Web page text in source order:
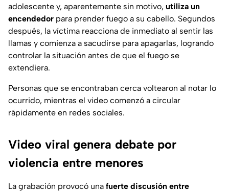
adolescente y, aparentemente sin motivo, utiliza un
encendedor para prender fuego a su cabello. Segundos
después, la víctima reacciona de inmediato al sentir las
llamas y comienza a sacudirse para apagarlas, logrando
controlar la situación antes de que el fuego se
extendiera.
Personas que se encontraban cerca voltearon al notar lo
ocurrido, mientras el video comenzó a circular
rápidamente en redes sociales.
Video viral genera debate por
violencia entre menores
La grabación provocó una fuerte discusión entre